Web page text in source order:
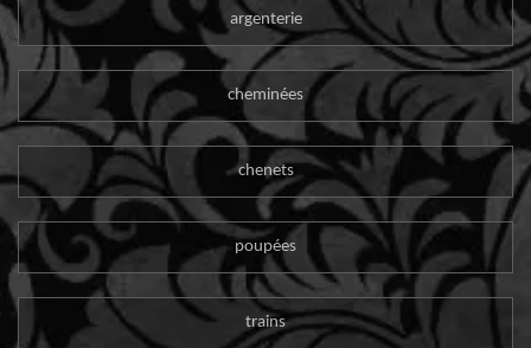
argenterie
cheminées
chenets
poupées
trains